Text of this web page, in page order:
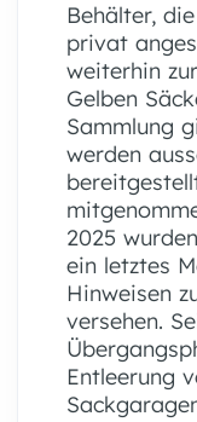
Behälter,
privat
weiterhin
Gelben
Sammlung
werden
2025
ein letztes
Hinweisen
versehen.
Entleerung